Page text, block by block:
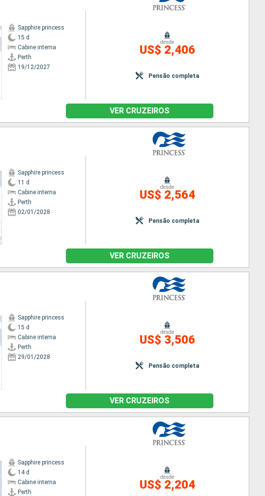
Sapphire princess
15 d
Cabine interna
Perth
19/12/2027
desde
US$ 2,406
Pensão completa
VER CRUZEIROS
Sapphire princess
11 d
Cabine interna
Perth
02/01/2028
desde
US$ 2,564
Pensão completa
VER CRUZEIROS
Sapphire princess
15 d
Cabine interna
Perth
29/01/2028
desde
US$ 3,506
Pensão completa
VER CRUZEIROS
Sapphire princess
14 d
Cabine interna
Perth
desde
US$ 2,204